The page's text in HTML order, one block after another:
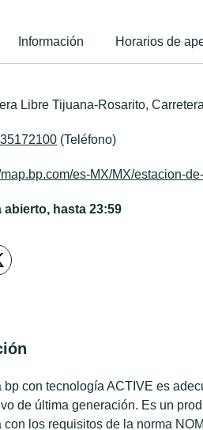
Información Horarios de
Libre Tijuana-Rosarito,
(Teléfono)
map.bp.com/es-MX/MX/estacion-
abierto, hasta 23:59
bp con tecnología ACTIVE es
de última generación. Es un
con los requisitos de la norma